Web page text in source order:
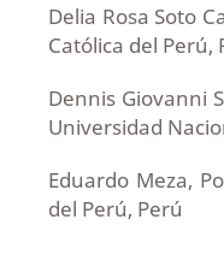
Delia Rosa Soto
Católica del Perú,
Dennis Giovanni
Universidad
Eduardo Meza,
del Perú, Perú